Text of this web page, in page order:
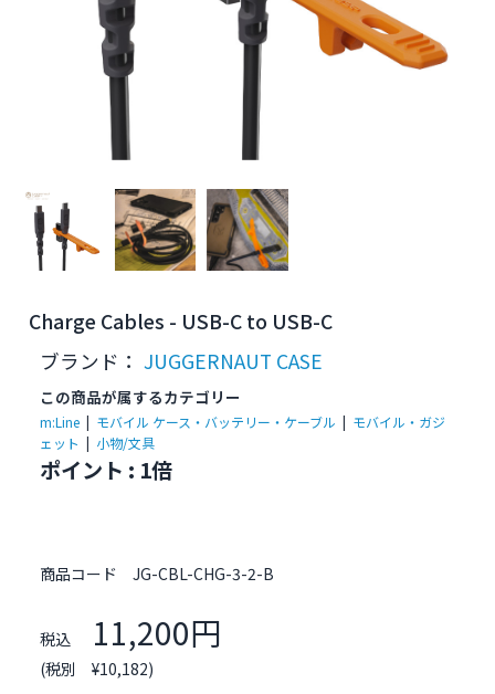
Charge Cables - USB-C to USB-C
ブランド： JUGGERNAUT CASE
この商品が属するカテゴリー
m:Line | モバイル ケース・バッテリー・ケーブル | モバイル・ガジ
ェット | 小物/文具
ポイント : 1倍
商品コード JG-CBL-CHG-3-2-B
税込 11,200円
(税別 ¥10,182)